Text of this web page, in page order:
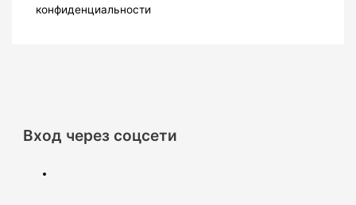
конфиденциальности
Вход через соцсети